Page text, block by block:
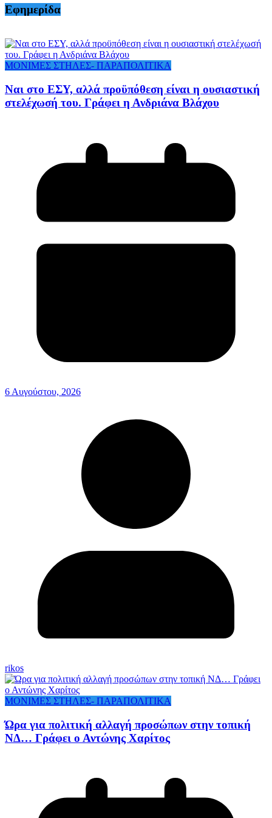
Εφημερίδα
ΜΟΝΙΜΕΣ ΣΤΗΛΕΣ- ΠΑΡΑΠΟΛΙΤΙΚΑ
Ναι στο ΕΣΥ, αλλά προϋπόθεση είναι η ουσιαστική
στελέχωσή του. Γράφει η Ανδριάνα Βλάχου
6 Αυγούστου, 2026
rikos
ΜΟΝΙΜΕΣ ΣΤΗΛΕΣ- ΠΑΡΑΠΟΛΙΤΙΚΑ
Ώρα για πολιτική αλλαγή προσώπων στην τοπική
ΝΔ… Γράφει ο Αντώνης Χαρίτος